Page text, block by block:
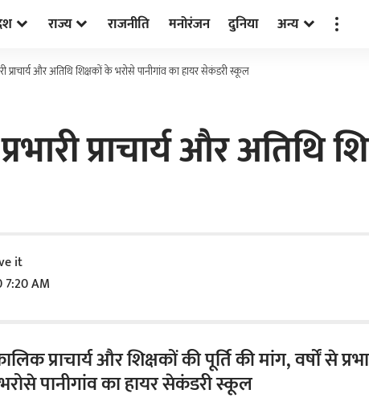
राज्य राजनीति मनोरंजन दुनिया अन्य
प्राचार्य और अतिथि शिक्षकों के भरोसे पानीगांव का हायर सेकंडरी स्कूल
प्राचार्य और
AM
प्राचार्य और शिक्षकों की पूर्ति की मांग, वर्षों से
पानीगांव का हायर सेकंडरी स्कूल